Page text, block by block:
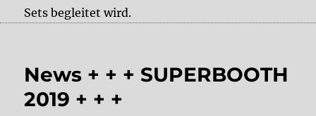
Sets begleitet wird.
News + + + SUPERBOOTH
2019 + + +